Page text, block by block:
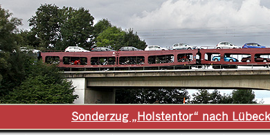
Sonderzug „Holstentor“ nach